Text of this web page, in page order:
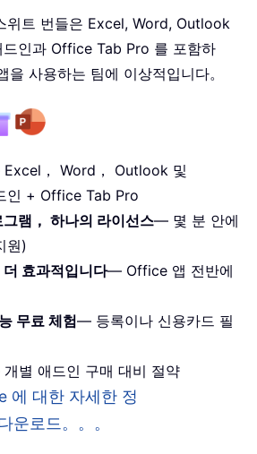
위트 번들은 Excel, Word, Outlook
인과 Office Tab Pro 를 포함하
사용하는 팀에 이상적입니다。
， Word， Outlook 및
인 + Office Tab Pro
램， 하나의 라이선스— 몇 분 안에
원)
효과적입니다— Office 앱 전반에
무료 체험— 등록이나 신용카드 필
별 애드인 구매 대비 절약
에 대한 자세한 정
운로드。。。